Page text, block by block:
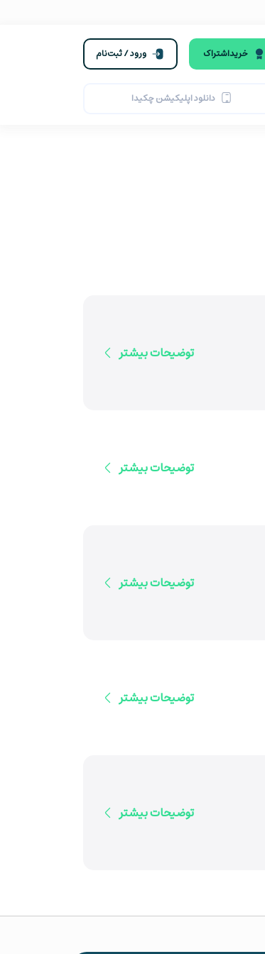
خرید‌اشتراک ورود / ثبت‌نام
دانلود اپلیکیشن چکیدا
توضیحات بیشتر
توضیحات بیشتر
توضیحات بیشتر
توضیحات بیشتر
توضیحات بیشتر